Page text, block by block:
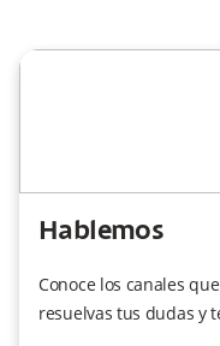
Hablemos
Conoce los canales
resuelvas tus dudas y